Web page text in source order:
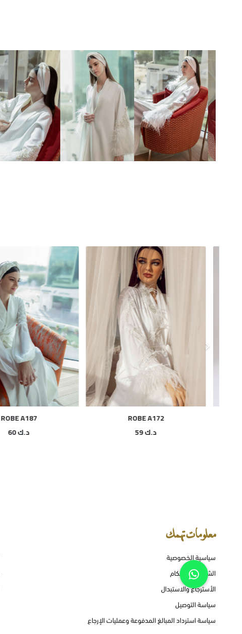
ROBE A172
د.ك59
ROBE A187
د.ك60
معلومات تهمك
سياسية الخصوصية
الشروط و الأحكام
الأسترجاع والاستبدال
سياسة التوصيل
سياسة استرداد المبالغ المدفوعة وعمليات الإرجاع